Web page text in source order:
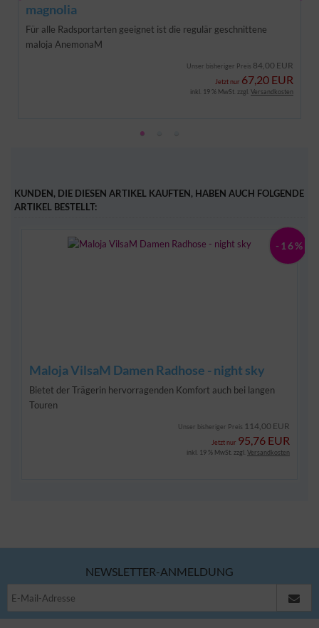
magnolia
Für alle Radsportarten geeignet ist die regulär geschnittene
maloja AnemonaM
Unser bisheriger Preis 84,00 EUR
Jetzt nur 67,20 EUR
inkl. 19 % MwSt. zzgl. Versandkosten
KUNDEN, DIE DIESEN ARTIKEL KAUFTEN, HABEN AUCH FOLGENDE
ARTIKEL BESTELLT:
Maloja VilsaM Damen Radhose - night sky
Bietet der Trägerin hervorragenden Komfort auch bei langen
Touren
Unser bisheriger Preis 114,00 EUR
Jetzt nur 95,76 EUR
-16%
inkl. 19 % MwSt. zzgl. Versandkosten
NEWSLETTER-ANMELDUNG